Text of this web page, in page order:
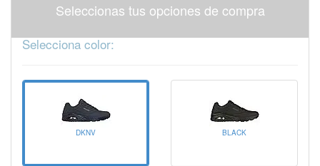
Seleccionas tus opciones de compra
Selecciona color:
DKNV BLACK